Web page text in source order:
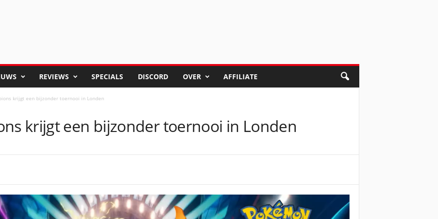
REVIEWS SPECIALS DISCORD OVER AFFILIATE
krijgt een bijzonder toernooi in Londen
krijgt een bijzonder toernooi in Londen